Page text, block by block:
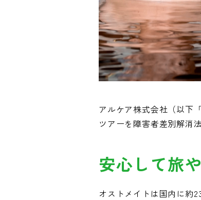
アルケア株式会社（以下
ツアーを障害者差別解消
安心して旅
オストメイトは国内に約